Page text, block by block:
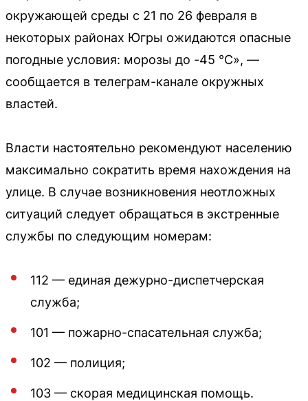
окружающей среды с 21 по 26 февраля в
некоторых районах Югры ожидаются опасные
погодные условия: морозы до -45 °C», —
сообщается в телеграм-канале окружных
властей.
Власти настоятельно рекомендуют населению
максимально сократить время нахождения на
улице. В случае возникновения неотложных
ситуаций следует обращаться в экстренные
службы по следующим номерам:
112 — единая дежурно-диспетчерская
служба;
101 — пожарно-спасательная служба;
102 — полиция;
103 — скорая медицинская помощь.